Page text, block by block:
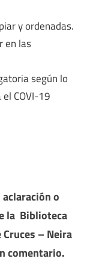
y ordenadas.
en las
según lo
COVI-19
o
la Biblioteca
– Neira
comentario.